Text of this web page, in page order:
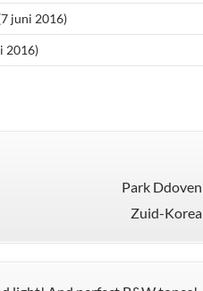
juni 2016)
2016)
Park Ddoven
Zuid-Korea